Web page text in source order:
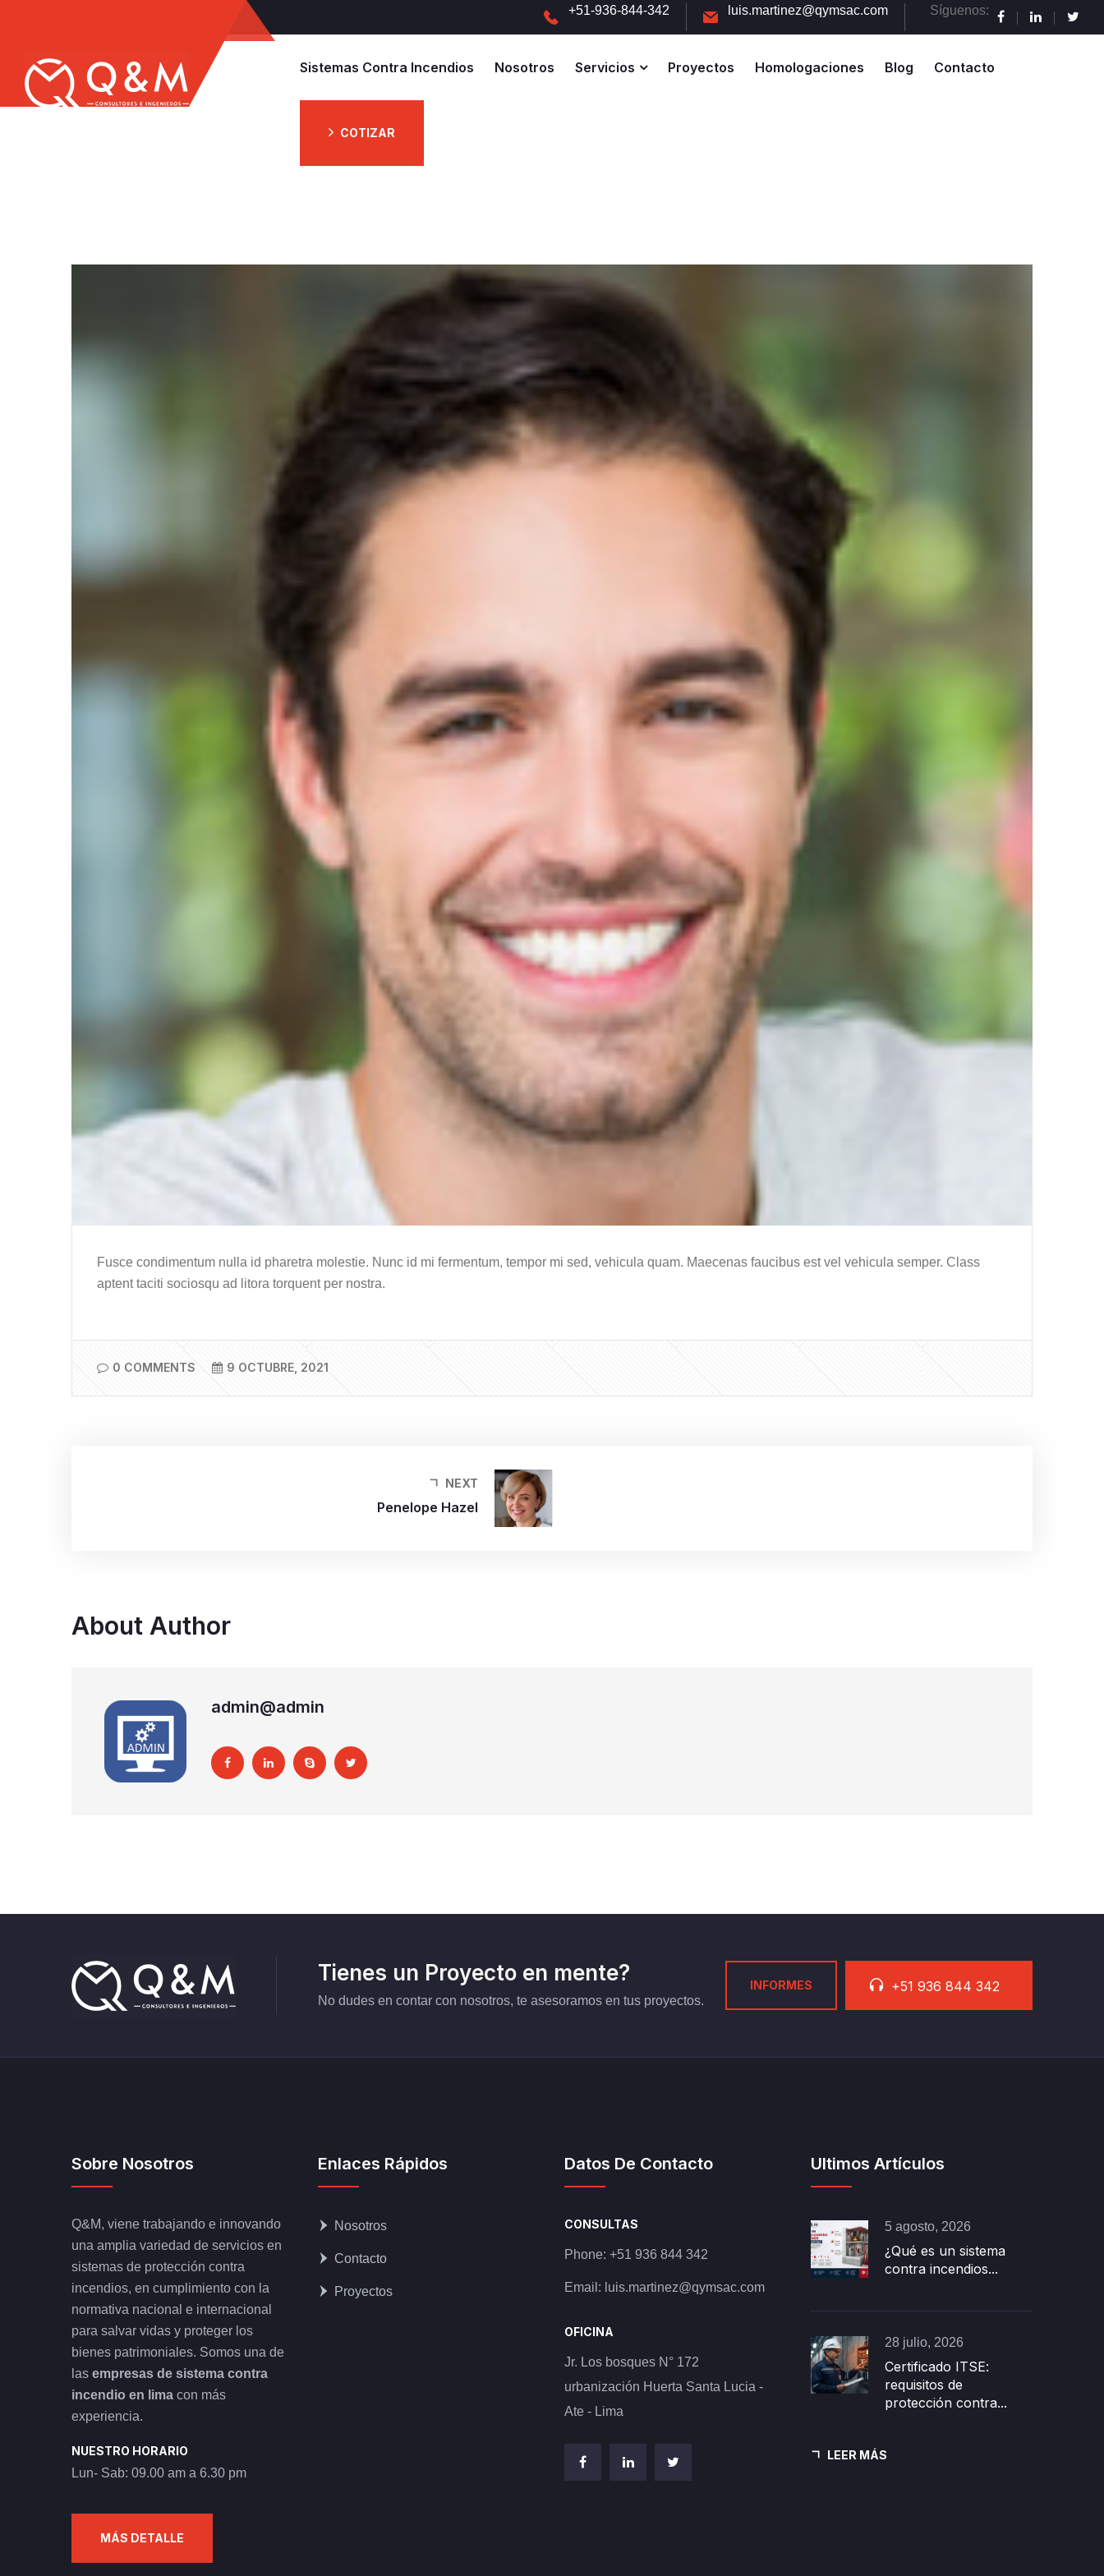
+51-936-844-342 luis.martinez@qymsac.com Síguenos:
Sistemas Contra Incendios Nosotros Servicios Proyectos Homologaciones Blog Contacto
COTIZAR
Fusce condimentum nulla id pharetra molestie. Nunc id mi fermentum, tempor mi sed, vehicula quam. Maecenas faucibus est vel vehicula semper. Class
aptent taciti sociosqu ad litora torquent per nostra.
0 COMMENTS 9 OCTUBRE, 2021
NEXT
Penelope Hazel
About Author
admin@admin
Tienes un Proyecto en mente?
No dudes en contar con nosotros, te asesoramos en tus proyectos.
INFORMES +51 936 844 342
Sobre Nosotros
Q&M, viene trabajando e innovando
una amplia variedad de servicios en
sistemas de protección contra
incendios, en cumplimiento con la
normativa nacional e internacional
para salvar vidas y proteger los
bienes patrimoniales. Somos una de
las empresas de sistema contra
incendio en lima con más
experiencia.
NUESTRO HORARIO
Lun- Sab: 09.00 am a 6.30 pm
MÁS DETALLE
Enlaces Rápidos
Nosotros
Contacto
Proyectos
Datos De Contacto
CONSULTAS
Phone: +51 936 844 342
Email: luis.martinez@qymsac.com
OFICINA
Jr. Los bosques N° 172
urbanización Huerta Santa Lucia -
Ate - Lima
Últimos Artículos
5 agosto, 2026
¿Qué es un sistema
contra incendios...
28 julio, 2026
Certificado ITSE:
requisitos de
protección contra...
LEER MÁS